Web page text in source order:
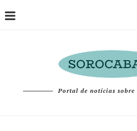
Portal de notícias sobre